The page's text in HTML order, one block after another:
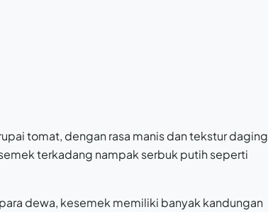
tomat, dengan rasa manis dan tekstur daging
terkadang nampak serbuk putih seperti
dewa, kesemek memiliki banyak kandungan